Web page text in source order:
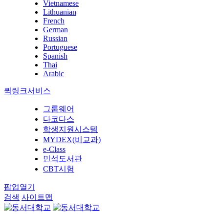
Vietnamese
Lithuanian
French
German
Russian
Portuguese
Spanish
Thai
Arabic
퀵링크서비스
그룹웨어
다코다스
학생지원시스템
MYDEX(비교과)
e-Class
민석도서관
CBT시험
팝업열기
검색 사이트맵